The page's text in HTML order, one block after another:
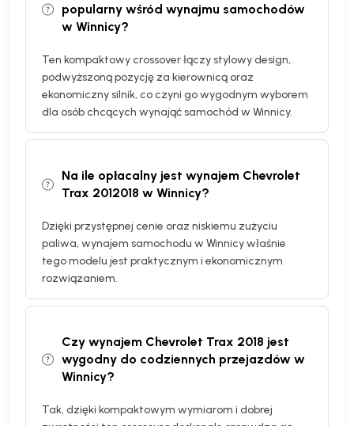
popularny wśród wynajmu samochodów
w Winnicy?
Ten kompaktowy crossover łączy stylowy design,
podwyższoną pozycję za kierownicą oraz
ekonomiczny silnik, co czyni go wygodnym wyborem
dla osób chcących wynająć samochód w Winnicy.
Na ile opłacalny jest wynajem Chevrolet
Trax 2012018 w Winnicy?
Dzięki przystępnej cenie oraz niskiemu zużyciu
paliwa, wynajem samochodu w Winnicy właśnie
tego modelu jest praktycznym i ekonomicznym
rozwiązaniem.
Czy wynajem Chevrolet Trax 2018 jest
wygodny do codziennych przejazdów w
Winnicy?
Tak, dzięki kompaktowym wymiarom i dobrej